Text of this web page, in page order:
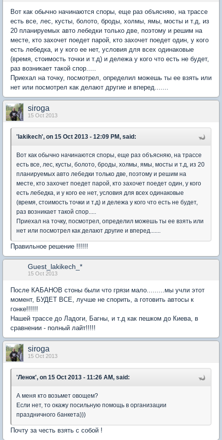
Вот как обычно начинаются споры, еще раз объясняю, на трассе
есть все, лес, кусты, болото, броды, холмы, ямы, мосты и т.д, из
20 планируемых авто лебедки только две, поэтому и решим на
месте, кто захочет поедет парой, кто захочет поедет один, у кого
есть лебедка, и у кого ее нет, условия для всех одинаковые
(время, стоимость точки и т.д) и дележа у кого что есть не будет,
раз возникает такой спор.....
Приехал на точку, посмотрел, определил можешь ты ее взять или
нет или посмотрел как делают другие и вперед.......
siroga
15 Oct 2013
'lakikech', on 15 Oct 2013 - 12:09 PM, said:
Вот как обычно начинаются споры, еще раз объясняю, на трассе
есть все, лес, кусты, болото, броды, холмы, ямы, мосты и т.д, из 20
планируемых авто лебедки только две, поэтому и решим на
месте, кто захочет поедет парой, кто захочет поедет один, у кого
есть лебедка, и у кого ее нет, условия для всех одинаковые
(время, стоимость точки и т.д) и дележа у кого что есть не будет,
раз возникает такой спор.....
Приехал на точку, посмотрел, определил можешь ты ее взять или
нет или посмотрел как делают другие и вперед.......
Правильное решение !!!!!!
Guest_lakikech_*
15 Oct 2013
После КАБАНОВ стоны были что грязи мало.........мы учли этот
момент, БУДЕТ ВСЕ, лучше не спорить, а готовить автосы к
гонке!!!!!!
Нашей трассе до Ладоги, Багны, и т.д как пешком до Киева, в
сравнении - полный лайт!!!!!
siroga
15 Oct 2013
'Ленок', on 15 Oct 2013 - 11:26 AM, said:
А меня кто возьмет овощем?
Если нет, то окажу посильную помощь в организации
праздничного банкета)))
Почту за честь взять с собой !